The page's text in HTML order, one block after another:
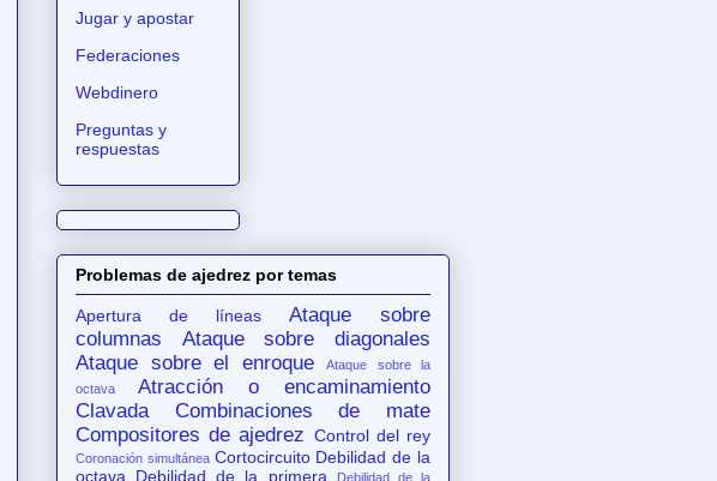
Jugar y apostar
Federaciones
Webdinero
Preguntas y
respuestas
Problemas de ajedrez por temas
Apertura de líneas
Ataque sobre
columnas
Ataque sobre diagonales
Ataque sobre el enroque
Ataque sobre la
octava
Atracción o encaminamiento
Clavada
Combinaciones de mate
Compositores de ajedrez Control del rey
Coronación simultánea Cortocircuito Debilidad de la
octava
Debilidad de la primera
Debilidad de la